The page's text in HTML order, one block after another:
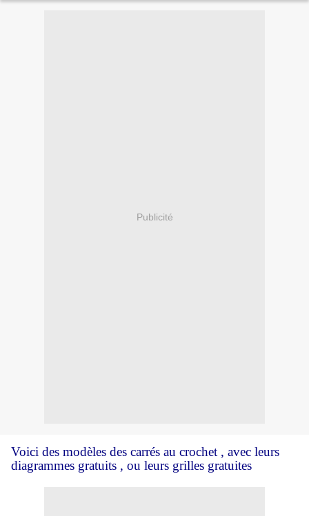
Publicité
Voici des modèles des carrés au crochet , avec leurs
diagrammes gratuits , ou leurs grilles gratuites